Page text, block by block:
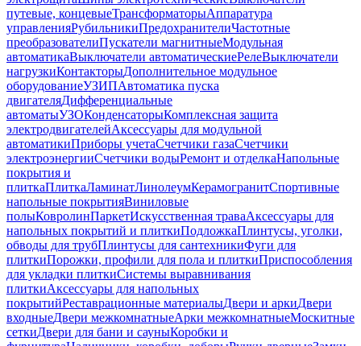
путевые, концевыеТрансформаторыАппаратура
управленияРубильникиПредохранителиЧастотные
преобразователиПускатели магнитныеМодульная
автоматикаВыключатели автоматическиеРелеВыключатели
нагрузкиКонтакторыДополнительное модульное
оборудованиеУЗИПАвтоматика пуска
двигателяДифференциальные
автоматыУЗОКонденсаторыКомплексная защита
электродвигателейАксессуары для модульной
автоматикиПриборы учетаСчетчики газаСчетчики
электроэнергииСчетчики водыРемонт и отделкаНапольные
покрытия и
плиткаПлиткаЛаминатЛинолеумКерамогранитСпортивные
напольные покрытияВиниловые
полыКовролинПаркетИскусственная траваАксессуары для
напольных покрытий и плиткиПодложкаПлинтусы, уголки,
обводы для трубПлинтусы для сантехникиФуги для
плиткиПорожки, профили для пола и плиткиПриспособления
для укладки плиткиСистемы выравнивания
плиткиАксессуары для напольных
покрытийРеставрационные материалыДвери и аркиДвери
входныеДвери межкомнатныеАрки межкомнатныеМоскитные
сеткиДвери для бани и сауныКоробки и